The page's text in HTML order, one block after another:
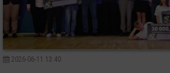
2026-06-11 13:40